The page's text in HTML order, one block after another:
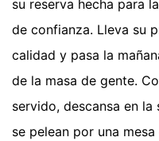
su reserva hecha para
de confianza. Lleva su
calidad y pasa la
de la masa de gente.
servido, descansa en
se pelean por una